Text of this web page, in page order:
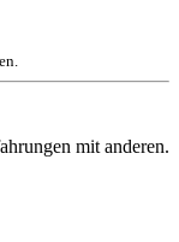
mit anderen.